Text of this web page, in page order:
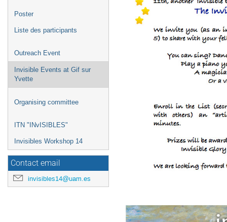
Poster
Liste des participants
Outreach Event
Invisible Events at Gif sur
Yvette
Organising committee
ITN "INvISIBLES"
Invisibles Workshop 14
Contact email
invisibles14@uam.es